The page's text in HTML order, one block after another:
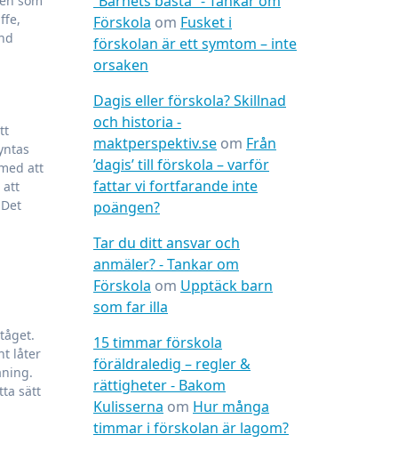
att
att
låter
sätt
Förskola om Fusket i
förskolan är ett symtom – inte
orsaken
Dagis eller förskola? Skillnad
och historia -
maktperspektiv.se om Från
’dagis’ till förskola – varför
fattar vi fortfarande inte
poängen?
Tar du ditt ansvar och
anmäler? - Tankar om
Förskola om Upptäck barn
som far illa
15 timmar förskola
föräldraledig – regler &
rättigheter - Bakom
Kulisserna om Hur många
timmar i förskolan är lagom?